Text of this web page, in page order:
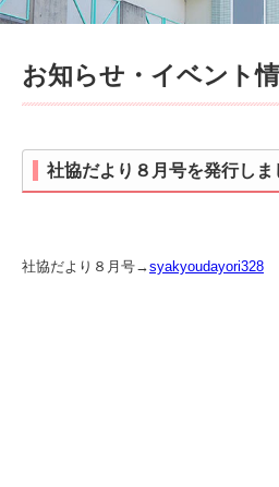
お知らせ・イベント
社協だより８月号を発行しま
社協だより８月号→syakyoudayori328